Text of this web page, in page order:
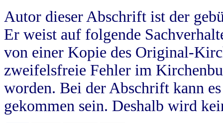
Autor dieser Abschrift ist der
Er weist auf folgende
von einer Kopie des Original-
zweifelsfreie Fehler im
worden. Bei der Abschrift kann
gekommen sein. Deshalb wird